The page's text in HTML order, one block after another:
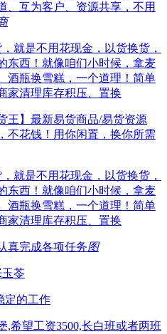
、互为客户、资源共享，不用
就是不用花现金，以货换货，
东西！就像咱们小时候，拿麦
酒瓶换雪糕，一个道理！简单
家清理库存积压、置换
王】最新易货商品/易货资源
不花钱！用你闲置，换你所需
就是不用花现金，以货换货，
东西！就像咱们小时候，拿麦
酒瓶换雪糕，一个道理！简单
家清理库存积压、置换
真完成各项任务图
苓
定的工作
,希望工资3500,长白班或者两班